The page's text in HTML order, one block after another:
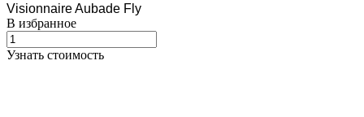
Visionnaire Aubade Fly
В избранное
Узнать стоимость